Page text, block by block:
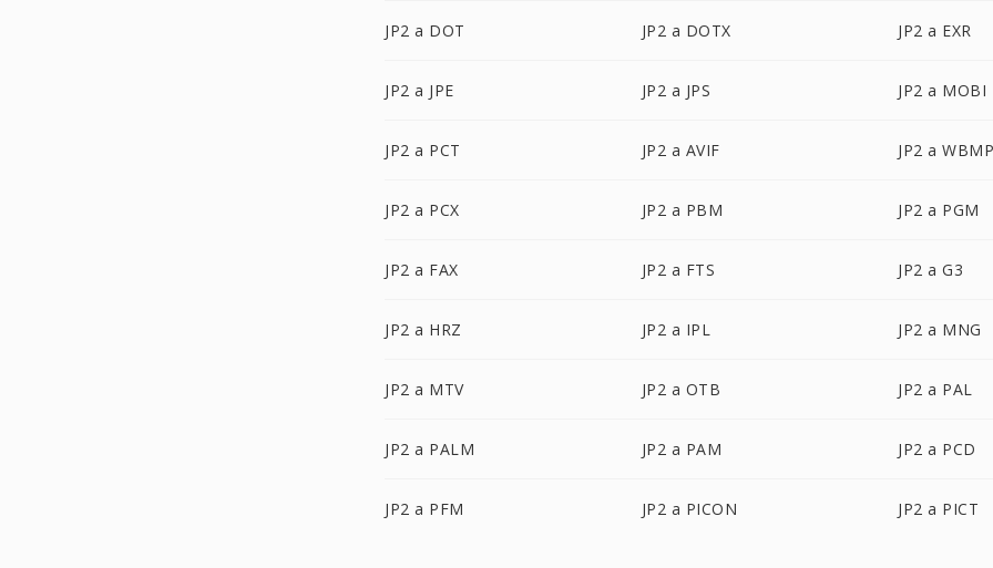
JP2 a DOT JP2 a DOTX JP2 a EXR
JP2 a JPE JP2 a JPS JP2 a MOBI
JP2 a PCT JP2 a AVIF JP2 a
JP2 a PCX JP2 a PBM JP2 a PGM
JP2 a FAX JP2 a FTS JP2 a G3
JP2 a HRZ JP2 a IPL JP2 a MNG
JP2 a MTV JP2 a OTB JP2 a PAL
JP2 a PALM JP2 a PAM JP2 a PCD
JP2 a PFM JP2 a PICON JP2 a PICT